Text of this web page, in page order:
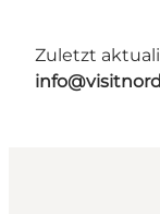
Zuletzt